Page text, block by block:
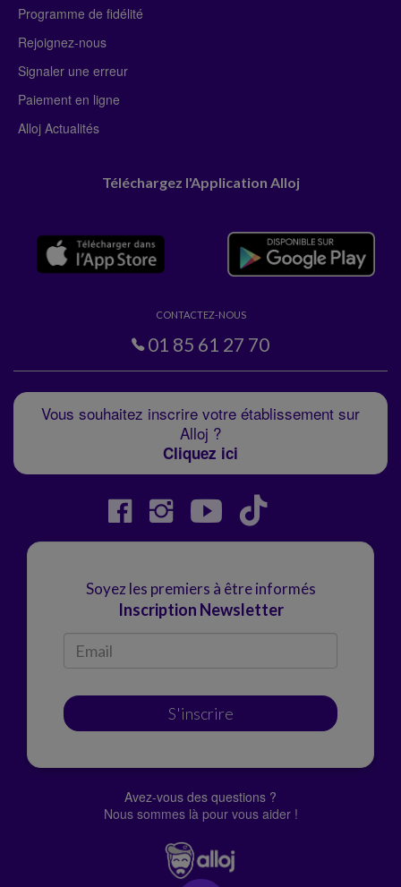
Programme de fidélité
Rejoignez-nous
Signaler une erreur
Paiement en ligne
Alloj Actualités
Téléchargez l'Application Alloj
CONTACTEZ-NOUS
01 85 61 27 70
Vous souhaitez inscrire votre établissement sur
Alloj ?
Cliquez ici
Soyez les premiers à être informés
Inscription Newsletter
S'inscrire
Avez-vous des questions ?
Nous sommes là pour vous aider !